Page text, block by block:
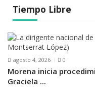
Tiempo Libre
agosto 4, 2026 0
Morena inicia
Graciela ...